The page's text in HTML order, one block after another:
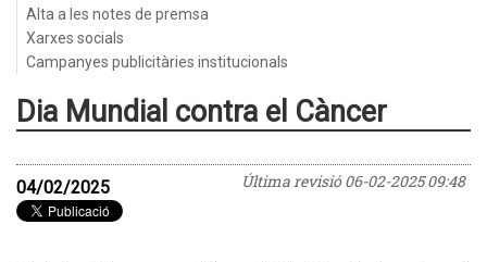
Alta a les notes de premsa
Xarxes socials
Campanyes publicitàries institucionals
Dia Mundial contra el Càncer
Última revisió06-02-2025 09:48
04/02/2025